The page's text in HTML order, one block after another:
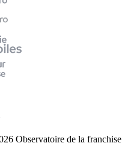
Observatoire de la franchise